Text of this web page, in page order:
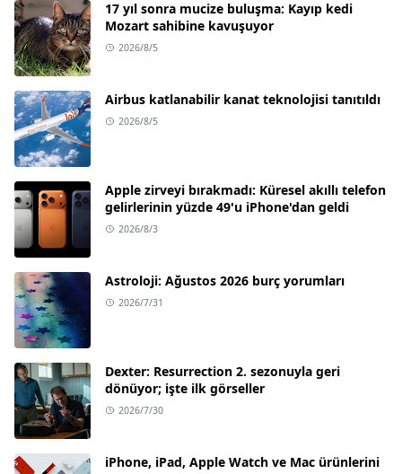
17 yıl sonra mucize buluşma: Kayıp kedi
Mozart sahibine kavuşuyor
2026/8/5
Airbus katlanabilir kanat teknolojisi tanıtıldı
2026/8/5
Apple zirveyi bırakmadı: Küresel akıllı telefon
gelirlerinin yüzde 49'u iPhone'dan geldi
2026/8/3
Astroloji: Ağustos 2026 burç yorumları
2026/7/31
Dexter: Resurrection 2. sezonuyla geri
dönüyor; işte ilk görseller
2026/7/30
iPhone, iPad, Apple Watch ve Mac ürünlerini